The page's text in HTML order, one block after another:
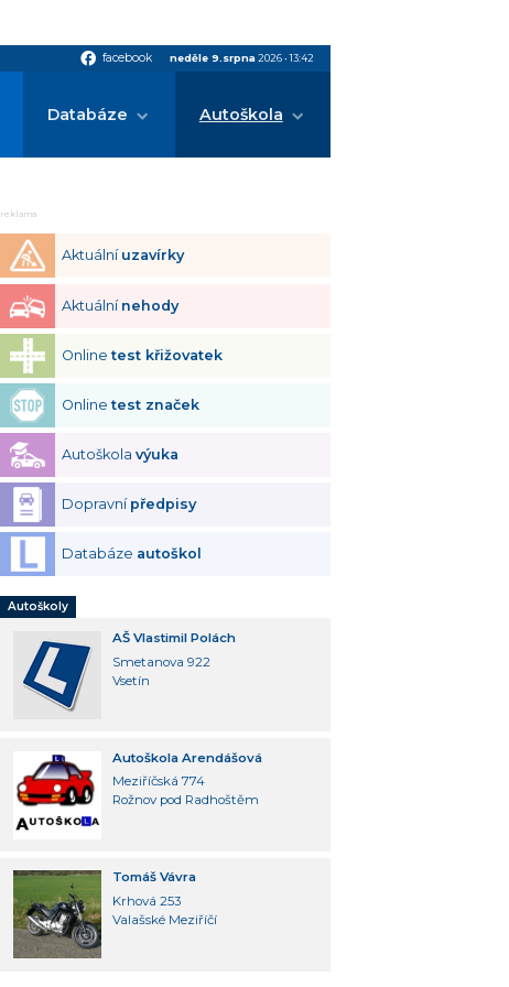
facebook facebook neděle 9.srpna 2026•13:42
Databáze Autoškola
reklama
Aktuální uzavírky
Aktuální nehody
Onlinetest křižovatek
Onlinetest značek
Autoškolavýuka
Dopravní předpisy
Databáze autoškol
Autoškoly
AŠ Vlastimil Polách
Smetanova 922
Vsetín
Autoškola Arendášová
Meziříčská 774
Rožnov pod Radhoštěm
Tomáš Vávra
Krhová 253
Valašské Meziříčí